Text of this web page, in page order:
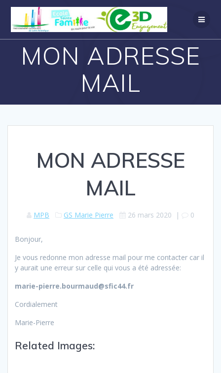
MON ADRESSE
MAIL
MON ADRESSE
MAIL
MPB GS Marie Pierre 26 mars 2020 | 0
Bonjour,
Je vous redonne mon adresse mail pour me contacter car il
y aurait une erreur sur celle qui vous a été adressée:
marie-pierre.bourmaud@sfic44.fr
Cordialement
Marie-Pierre
Related Images: